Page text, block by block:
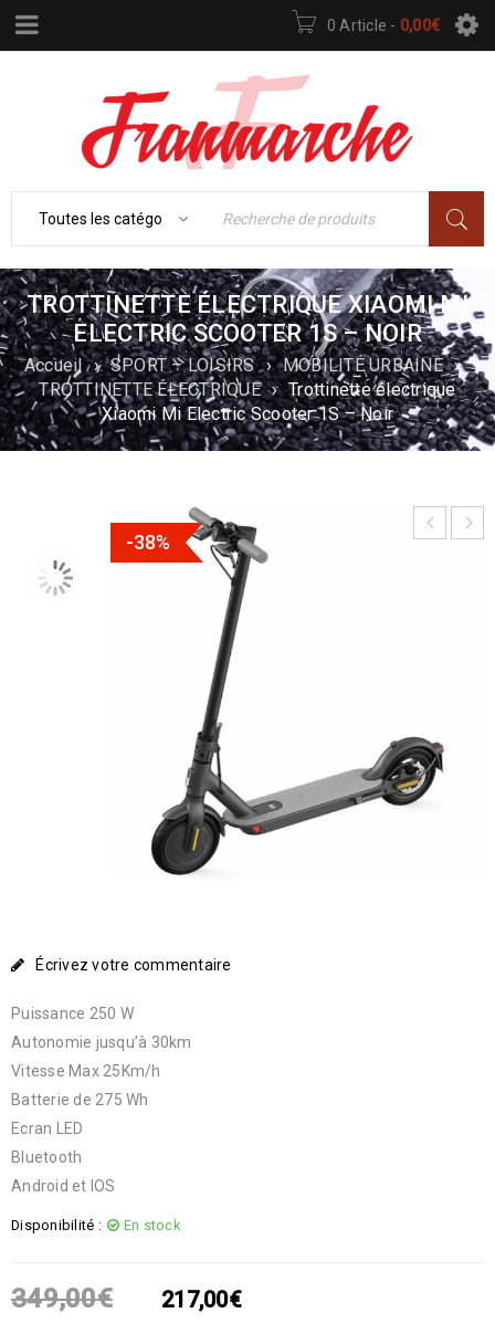
0 Article - 0,00€
TROTTINETTE ÉLECTRIQUE XIAOMI MI
ELECTRIC SCOOTER 1S – NOIR
Accueil › SPORT – LOISIRS › MOBILITÉ URBAINE ›
TROTTINETTE ÉLECTRIQUE › Trottinette électrique
Xiaomi Mi Electric Scooter 1S – Noir
-38%
Écrivez votre commentaire
Puissance 250 W
Autonomie jusqu’à 30km
Vitesse Max 25Km/h
Batterie de 275 Wh
Ecran LED
Bluetooth
Android et IOS
Disponibilité : En stock
349,00€ 217,00€